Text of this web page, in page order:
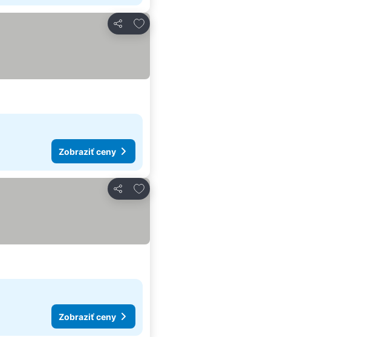
Zdieľať
Pridať do obľúbených
Zobraziť ceny
Zdieľať
Pridať do obľúbených
Zobraziť ceny